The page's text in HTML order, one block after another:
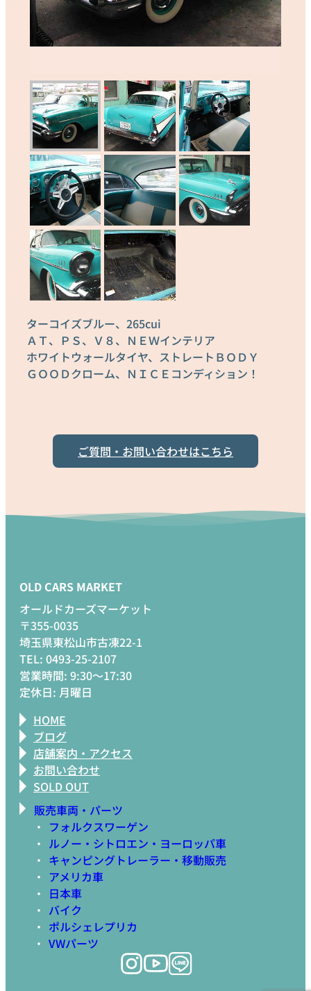
ターコイズブルー、265cui
ＡＴ、ＰＳ、Ｖ８、ＮＥＷインテリア
ホワイトウォールタイヤ、ストレートＢＯＤＹ
ＧＯＯＤクローム、ＮＩＣＥコンディション！
ご質問・お問い合わせはこちら
OLD CARS MARKET
オールドカーズマーケット
〒355-0035
埼玉県東松山市古凍22-1
TEL: 0493-25-2107
営業時間: 9:30～17:30
定休日: 月曜日
HOME
ブログ
店舗案内・アクセス
お問い合わせ
SOLD OUT
販売車両・パーツ
フォルクスワーゲン
ルノー・シトロエン・ヨーロッパ車
キャンピングトレーラー・移動販売
アメリカ車
日本車
バイク
ポルシェレプリカ
VWパーツ